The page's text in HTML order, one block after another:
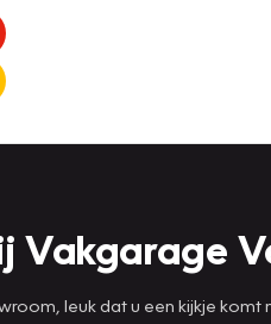
Vakgarage
leuk dat u een kijkje